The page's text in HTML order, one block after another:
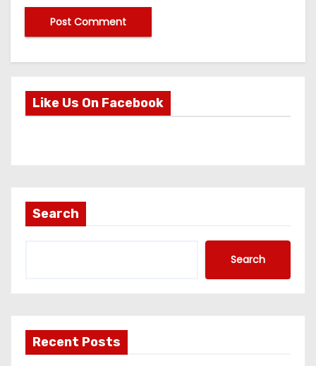
Like Us On Facebook
Search
Search
Recent Posts